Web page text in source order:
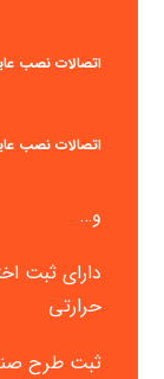
اتصالات نصب
اتصالات نصب
و…
دارای ثبت
حرارتی
ثبت طرح